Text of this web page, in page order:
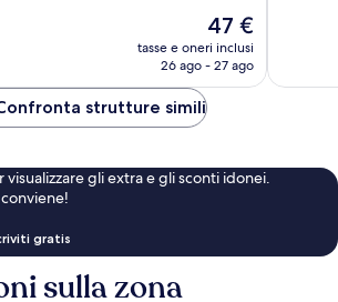
Il
prezzo
attuale
47 €
47 €
tasse e oneri inclusi
26 ago - 27 ago
strutture simili
visualizzare gli extra e gli sconti idonei.
gratis
sulla zona